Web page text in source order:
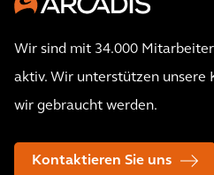
Wir sind mit 34.000
aktiv. Wir unterstützen unsere
wir gebraucht werden.
Kontaktieren Sie uns